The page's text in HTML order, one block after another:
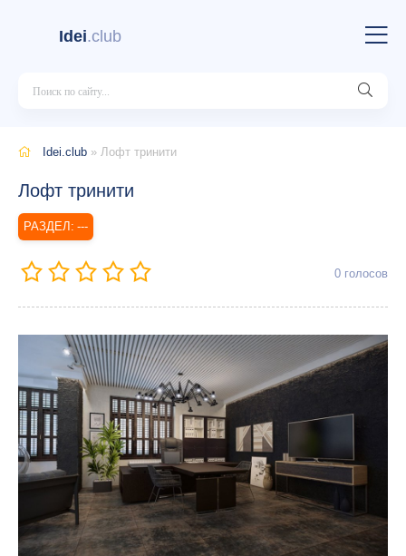
Idei.club
Idei.club » Лофт тринити
Лофт тринити
---
0 голосов